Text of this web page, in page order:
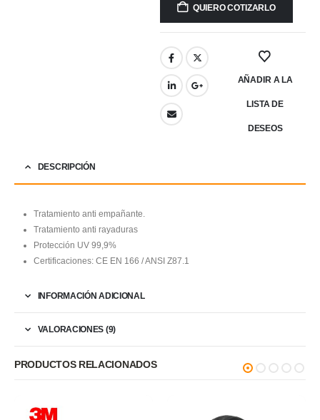
QUIERO COTIZARLO
AÑADIR A LA
LISTA DE
DESEOS
DESCRIPCIÓN
Tratamiento anti empañante.
Tratamiento anti rayaduras
Protección UV 99,9%
Certificaciones: CE EN 166 / ANSI Z87.1
INFORMACIÓN ADICIONAL
VALORACIONES (9)
PRODUCTOS RELACIONADOS